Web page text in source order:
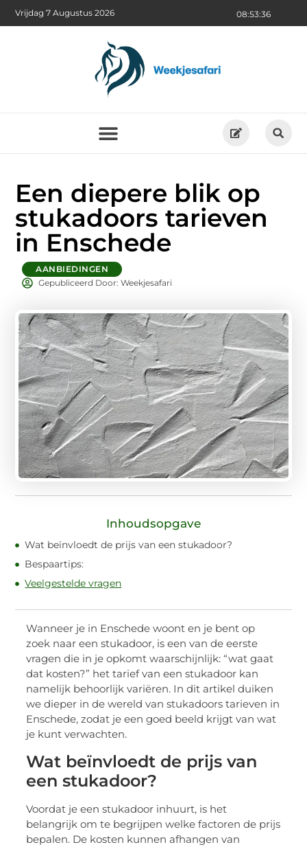
08:53:37
Vrijdag 7 Augustus 2026
Een diepere blik op
stukadoors tarieven
in Enschede
AANBIEDINGEN
Gepubliceerd Door: Weekjesafari
Inhoudsopgave
Wat beïnvloedt de prijs van een stukadoor?
Bespaartips:
Veelgestelde vragen
Wanneer je in Enschede woont en je bent op
zoek naar een stukadoor, is een van de eerste
vragen die in je opkomt waarschijnlijk: “wat gaat
dat kosten?” het tarief van een stukadoor kan
namelijk behoorlijk variëren. In dit artikel duiken
we dieper in de wereld van stukadoors tarieven in
Enschede, zodat je een goed beeld krijgt van wat
je kunt verwachten.
Wat beïnvloedt de prijs van
een stukadoor?
Voordat je een stukadoor inhuurt, is het
belangrijk om te begrijpen welke factoren de prijs
bepalen. De kosten kunnen afhangen van